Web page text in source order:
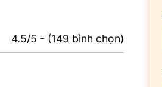
4.5/5 - (149 bình chọn)